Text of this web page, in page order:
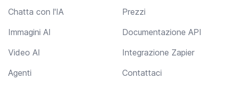
Chatta con l'IA
Immagini AI
Video AI
Agenti
Prezzi
Documentazione API
Integrazione Zapier
Contattaci